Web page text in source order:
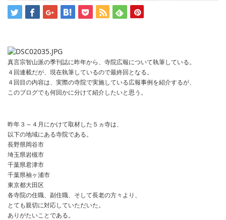
真言宗智山派の季刊誌に昨年から、寺院広報について執筆している。
４回連載だが、現在執筆しているので最終回となる。
４回目の内容は、実際の寺院で実施している広報事例を紹介するが、
このブログでも何回かに分けて紹介したいと思う。
昨年３～４月にかけて取材した５ヵ寺は、
以下の地域にある寺院である。
長野県岡谷市
埼玉県岩槻市
千葉県君津市
千葉県袖ヶ浦市
東京都大田区
各寺院の住職、副住職、そして長老の方々より、
とても親切に対応していただいた。
ありがたいことである。